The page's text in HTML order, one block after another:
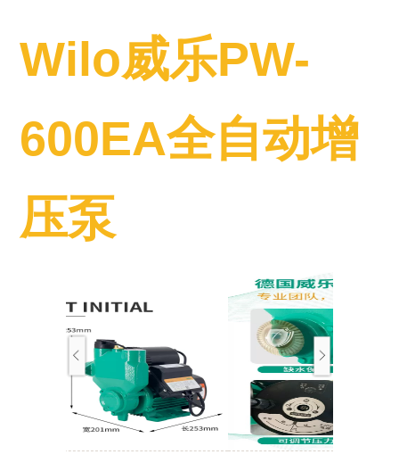
Wilo威乐PW-
600EA全自动增
压泵